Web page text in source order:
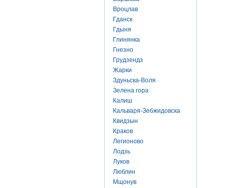
Вроцлав
Гданск
Гдыня
Глинянка
Гнезно
Грудзендз
Жарки
Здуньска-Воля
Зелена гора
Калиш
Кальваря-Зебжидовска
Квидзын
Краков
Легионово
Лодзь
Луков
Люблин
Мщонув